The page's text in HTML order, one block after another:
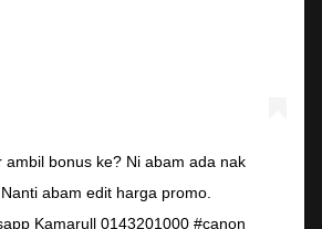
ambil bonus ke? Ni abam ada nak
abam edit harga promo.
Kamarull 0143201000 #canon